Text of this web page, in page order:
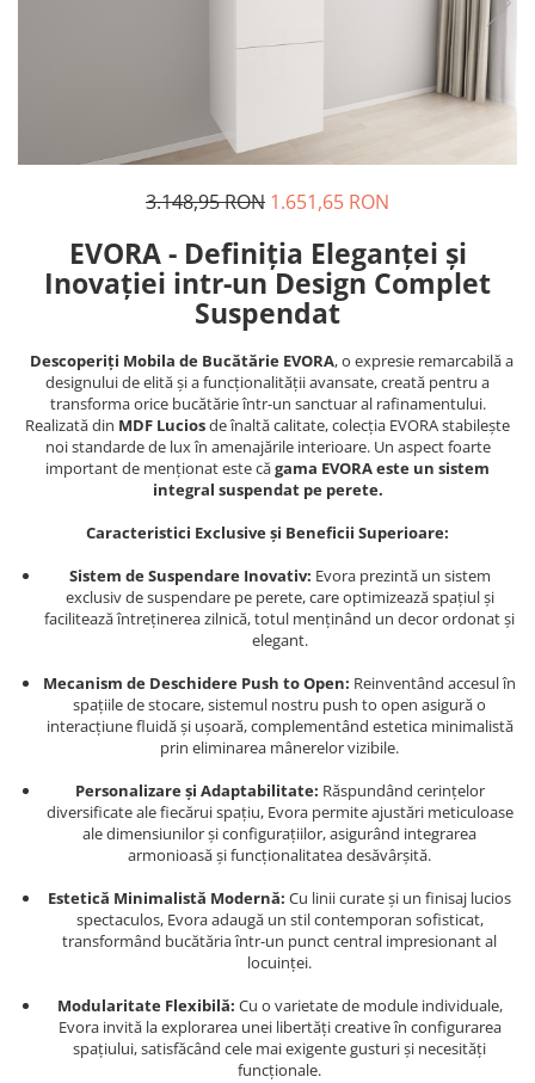
3.148,95 RON 1.651,65 RON
EVORA - Definiția Eleganței și
Inovației intr-un Design Complet
Suspendat
Descoperiți Mobila de Bucătărie EVORA, o expresie remarcabilă a
designului de elită și a funcționalității avansate, creată pentru a
transforma orice bucătărie într-un sanctuar al rafinamentului.
Realizată din MDF Luciosde înaltă calitate, colecția EVORA stabilește
noi standarde de lux în amenajările interioare. Un aspect foarte
important de menționat este căgama EVORA este un sistem
integral suspendat pe perete.
Caracteristici Exclusive și Beneficii Superioare:
Sistem de Suspendare Inovativ: Evora prezintă un sistem
exclusiv de suspendare pe perete, care optimizează spațiul și
facilitează întreținerea zilnică, totul menținând un decor ordonat și
elegant.
Mecanism de Deschidere Push to Open: Reinventând accesul în
spațiile de stocare, sistemul nostru push to open asigură o
interacțiune fluidă și ușoară, complementând estetica minimalistă
prin eliminarea mânerelor vizibile.
Personalizare și Adaptabilitate: Răspundând cerințelor
diversificate ale fiecărui spațiu, Evora permite ajustări meticuloase
ale dimensiunilor și configurațiilor, asigurând integrarea
armonioasă și funcționalitatea desăvârșită.
Estetică Minimalistă Modernă: Cu linii curate și un finisaj lucios
spectaculos, Evora adaugă un stil contemporan sofisticat,
transformând bucătăria într-un punct central impresionant al
locuinței.
Modularitate Flexibilă: Cu o varietate de module individuale,
Evora invită la explorarea unei libertăți creative în configurarea
spațiului, satisfăcând cele mai exigente gusturi și necesități
funcționale.